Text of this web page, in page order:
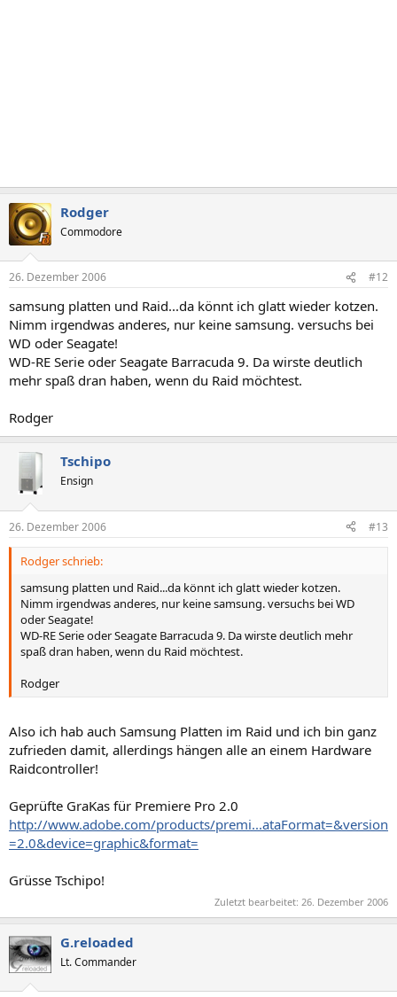
Rodger
Commodore
26. Dezember 2006 #12
samsung platten und Raid...da könnt ich glatt wieder kotzen.
Nimm irgendwas anderes, nur keine samsung. versuchs bei
WD oder Seagate!
WD-RE Serie oder Seagate Barracuda 9. Da wirste deutlich
mehr spaß dran haben, wenn du Raid möchtest.
Rodger
Tschipo
Ensign
26. Dezember 2006 #13
Rodger schrieb:
samsung platten und Raid...da könnt ich glatt wieder kotzen.
Nimm irgendwas anderes, nur keine samsung. versuchs bei WD
oder Seagate!
WD-RE Serie oder Seagate Barracuda 9. Da wirste deutlich mehr
spaß dran haben, wenn du Raid möchtest.
Rodger
Also ich hab auch Samsung Platten im Raid und ich bin ganz
zufrieden damit, allerdings hängen alle an einem Hardware
Raidcontroller!
Geprüfte GraKas für Premiere Pro 2.0
http://www.adobe.com/products/premi...ataFormat=&version
=2.0&device=graphic&format=
Grüsse Tschipo!
Zuletzt bearbeitet: 26. Dezember 2006
G.reloaded
Lt. Commander